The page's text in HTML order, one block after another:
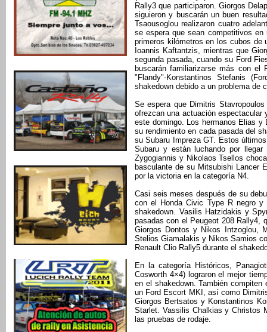
Rally3 que participaron. Giorgos
siguieron y buscarán un buen
Tsaousoglou realizaron cuatro
se espera que sean competitivos
primeros kilómetros en los cubos de
Ioannis Kaftantzis, mientras que
segunda pasada, cuando su Ford
buscarán familiarizarse más con el
"Flandy"-Konstantinos Stefanis
shakedown debido a un problema de
Se espera que Dimitris
ofrezcan una actuación
este domingo. Los hermanos Elias y
su rendimiento en cada pasada del
su Subaru Impreza GT. Estos
Subaru y están luchando por
Zygogiannis y Nikolaos Tsellos
basculante de su Mitsubishi Lancer
por la victoria en la categoría N4.
Casi seis meses después de su
con el Honda Civic Type R negro y
shakedown. Vasilis Hatzidakis y
pasadas con el Peugeot 208 Rally4,
Giorgos Dontos y Nikos Intzoglou,
Stelios Giamalakis y Nikos Samios
Renault Clio Rally5 durante el
En la categoría Históricos,
Cosworth 4×4) lograron el mejor
en el shakedown. También
un Ford Escort MKI, así como
Giorgos Bertsatos y Konstantinos
Starlet. Vassilis Chalkias y Christos
las pruebas de rodaje.